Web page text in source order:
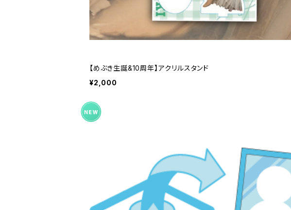
【めぶき生誕&10周年】アクリルスタンド
¥2,000